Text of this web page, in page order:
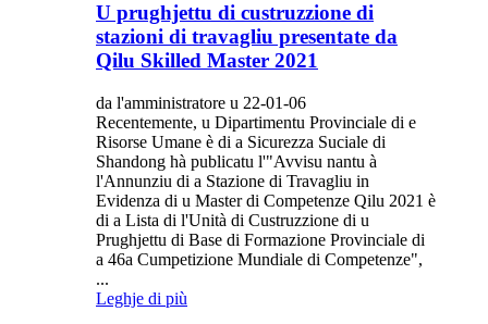
U prughjettu di custruzzione di
stazioni di travagliu presentate da
Qilu Skilled Master 2021
da l'amministratore u 22-01-06
Recentemente, u Dipartimentu Provinciale di e
Risorse Umane è di a Sicurezza Suciale di
Shandong hà publicatu l'"Avvisu nantu à
l'Annunziu di a Stazione di Travagliu in
Evidenza di u Master di Competenze Qilu 2021 è
di a Lista di l'Unità di Custruzzione di u
Prughjettu di Base di Formazione Provinciale di
a 46a Cumpetizione Mundiale di Competenze",
...
Leghje di più